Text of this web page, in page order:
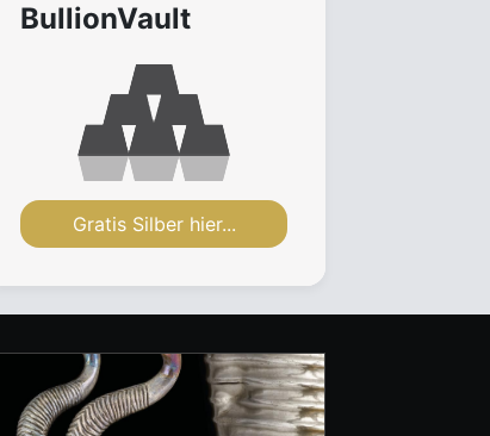
BullionVault
Gratis Silber hier...